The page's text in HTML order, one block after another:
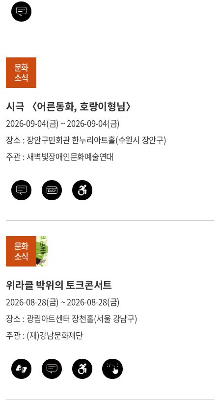
문화
소식
시극 〈어른동화, 호랑이형님〉
2026-09-04(금) ~ 2026-09-04(금)
장소 : 장안구민회관 한누리아트홀(수원시 장안구)
주관 : 새벽빛장애인문화예술연대
문화
소식
위라클 박위의 토크콘서트
2026-08-28(금) ~ 2026-08-28(금)
장소 : 광림아트센터 장천홀(서울 강남구)
주관 : (재)강남문화재단